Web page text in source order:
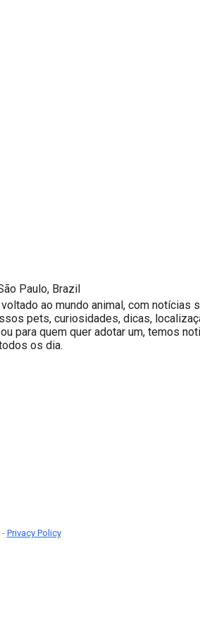
Paulo, Brazil
ao mundo animal, com notícias
pets, curiosidades, dicas,
para quem quer adotar um, temos
os dia.
- Privacy Policy